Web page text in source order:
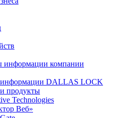
информации компании
информации DALLAS LOCK
продукты
Technologies
Веб»